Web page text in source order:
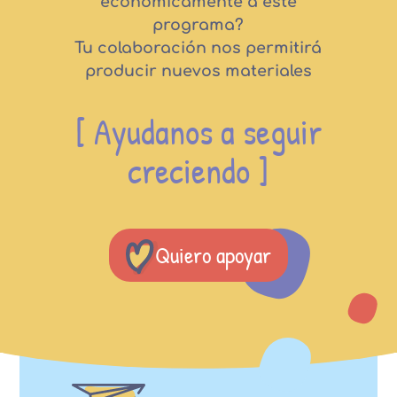
programa?
Tu colaboración nos permitirá
producir nuevos materiales
[ Ayudanos a seguir
creciendo ]
Quiero apoyar